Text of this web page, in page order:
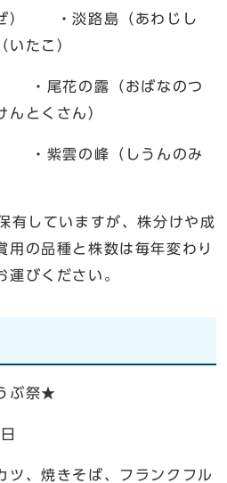
ぜ） ・淡路島（あわじし
たこ）
・尾花の露（おばなのつ
とくさん）
・紫雲の峰（しうんのみ
していますが、株分けや成
用の品種と株数は毎年変わり
運びください。
ぶ祭★
、焼きそば、フランクフル